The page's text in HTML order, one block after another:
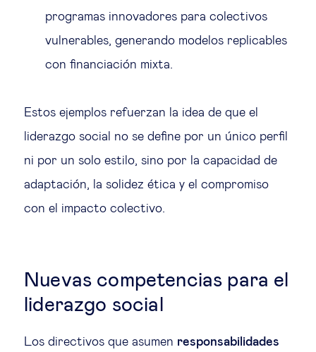
programas innovadores para colectivos
vulnerables, generando modelos replicables
con financiación mixta.
Estos ejemplos refuerzan la idea de que el
liderazgo social no se define por un único perfil
ni por un solo estilo, sino por la capacidad de
adaptación, la solidez ética y el compromiso
con el impacto colectivo.
Nuevas competencias para el
liderazgo social
Los directivos que asumen responsabilidades